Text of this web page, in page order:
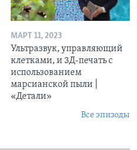
МАРТ 11, 2023
Ультразвук, управляющий
клетками, и 3Д-печать c
использованием
марсианской пыли |
«Детали»
Все эпизоды